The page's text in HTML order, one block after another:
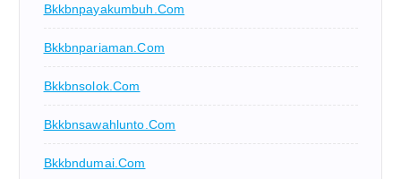
Bkkbnpayakumbuh.com
Bkkbnpariaman.com
Bkkbnsolok.com
Bkkbnsawahlunto.com
Bkkbndumai.com